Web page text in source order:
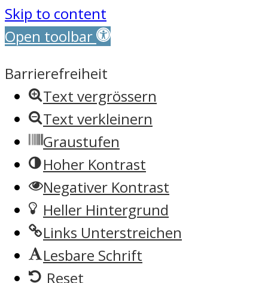
Skip to content
Open toolbar
Barrierefreiheit
Text vergrössern
Text verkleinern
Graustufen
Hoher Kontrast
Negativer Kontrast
Heller Hintergrund
Links Unterstreichen
Lesbare Schrift
Reset